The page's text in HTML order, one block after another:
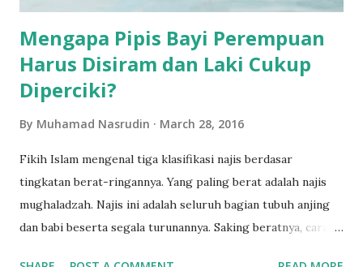
Mengapa Pipis Bayi Perempuan
Harus Disiram dan Laki Cukup
Diperciki?
By Muhamad Nasrudin March 28, 2016
Fikih Islam mengenal tiga klasifikasi najis berdasar
tingkatan berat-ringannya. Yang paling berat adalah najis
mughaladzah. Najis ini adalah seluruh bagian tubuh anjing
dan babi beserta segala turunannya. Saking beratnya, cara